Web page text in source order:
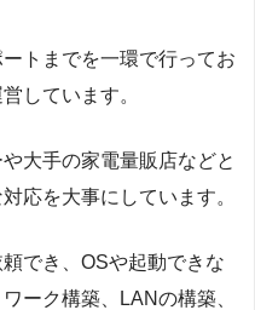
トまでを一環で行ってお
しています。
大手の家電量販店などと
応を大事にしています。
でき、OSや起動できな
ーク構築、LANの構築、